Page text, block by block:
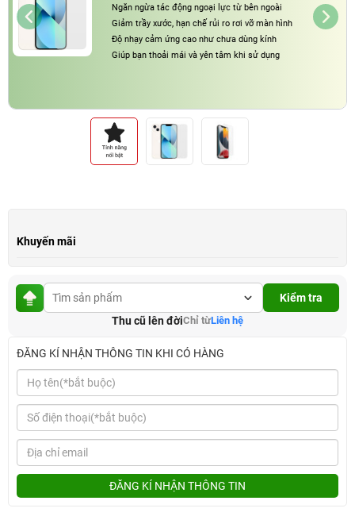
Ngăn ngừa tác động ngoại lực từ bên ngoài
Giảm trầy xước, hạn chế rủi ro rơi vỡ màn hình
Độ nhạy cảm ứng cao như chưa dùng kính
Giúp bạn thoải mái và yên tâm khi sử dụng
Khuyến mãi
Kiểm tra
Thu cũ lên đờiChỉ từLiên hệ
ĐĂNG KÍ NHẬN THÔNG TIN KHI CÓ HÀNG
ĐĂNG KÍ NHẬN THÔNG TIN